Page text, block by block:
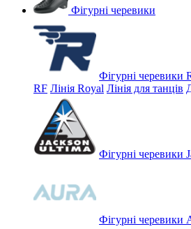
Фігурні черевики
Фігурні черевики
RF Лінія Royal Лінія для танців
Фігурні черевики
Фігурні черевики